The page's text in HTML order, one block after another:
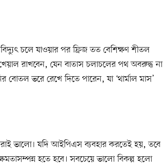
চলে যাওয়ার পর ফ্রিজ তত বেশিক্ষণ শীতল
রাখবেন, যেন বাতাস চলাচলের পথ অবরুদ্ধ না
বোতল ভরে রেখে দিতে পারেন, যা ‘থার্মাল মাস’
ভালো। যদি আইপিএস ব্যবহার করতেই হয়, তবে
হতে হবে। সবচেয়ে ভালো বিকল্প হলো